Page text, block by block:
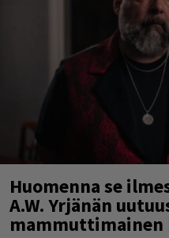
Huomenna se
A.W. Yrjänän
mammuttimainen